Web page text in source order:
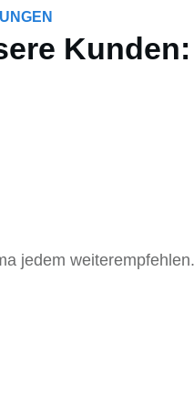
Kunden:
jedem weiterempfehlen.